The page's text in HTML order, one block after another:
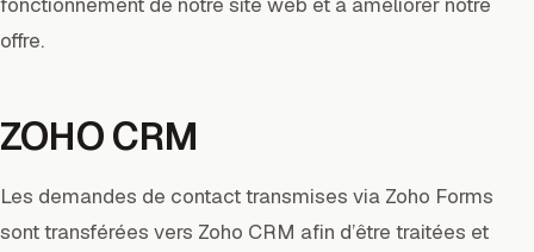
offre.
ZOHO CRM
Les demandes de contact transmises via Zoho Forms
sont transférées vers Zoho CRM afin d’être traitées et